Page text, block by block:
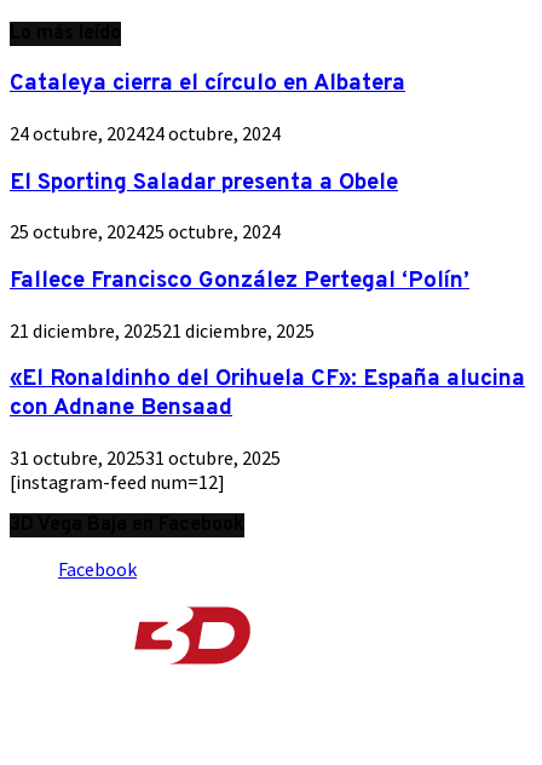
Cataleya cierra el círculo en Albatera
24 octubre, 202424 octubre, 2024
El Sporting Saladar presenta a Obele
25 octubre, 202425 octubre, 2024
Fallece Francisco González Pertegal ‘Polín’
21 diciembre, 202521 diciembre, 2025
«El Ronaldinho del Orihuela CF»: España alucina
con Adnane Bensaad
31 octubre, 202531 octubre, 2025
[instagram-feed num=12]
Facebook